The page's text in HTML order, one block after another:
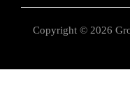
Copyright © 2026